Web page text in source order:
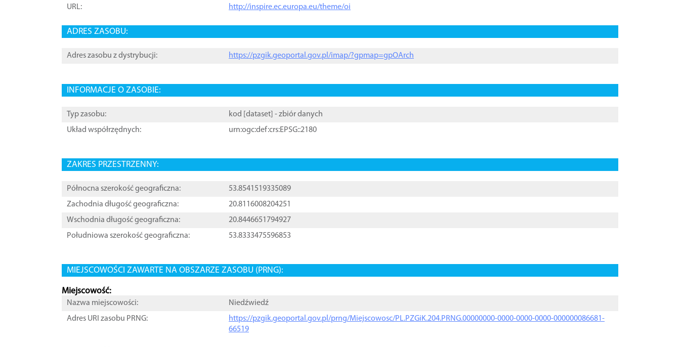
URL:
http://inspire.ec.europa.eu/theme/oi
ADRES ZASOBU:
Adres zasobu z dystrybucji: https://pzgik.geoportal.gov.pl/imap/?gpmap=gpOArch
INFORMACJE O ZASOBIE:
Typ zasobu: kod [ dataset ] - zbiór danych
Układ współrzędnych:
urn:ogc:def:crs:EPSG::2180
ZAKRES PRZESTRZENNY:
Północna szerokość geograficzna:
53.8541519335089
Zachodnia długość geograficzna:
20.8116008204251
Wschodnia długość geograficzna:
20.8446651794927
Południowa szerokość geograficzna:
53.8333475596853
MIEJSCOWOŚCI ZAWARTE NA OBSZARZE ZASOBU (PRNG):
Miejscowość:
Nazwa miejscowości:
Niedźwiedź
Adres URI zasobu PRNG:
https://pzgik.geoportal.gov.pl/prng/Miejscowosc/PL.PZGiK.204.PRNG.00000000-0000-0000-0000-000000086681-
66519